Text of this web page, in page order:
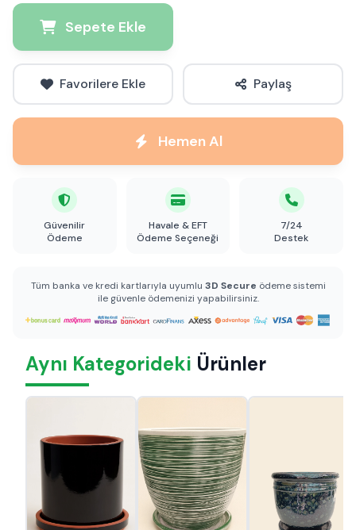
Sepete Ekle
Favorilere Ekle Paylaş
Hemen Al
Güvenilir
Ödeme
Havale & EFT
Ödeme Seçeneği
7/24
Destek
Tüm banka ve kredi kartlarıyla uyumlu 3D Secure ödeme sistemi
ile güvenle ödemenizi yapabilirsiniz.
Aynı Kategorideki Ürünler